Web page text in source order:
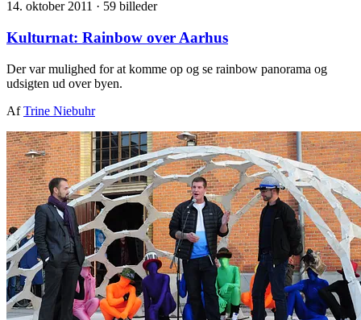
14. oktober 2011 · 59 billeder
Kulturnat: Rainbow over Aarhus
Der var mulighed for at komme op og se rainbow panorama og
udsigten ud over byen.
AfTrine Niebuhr